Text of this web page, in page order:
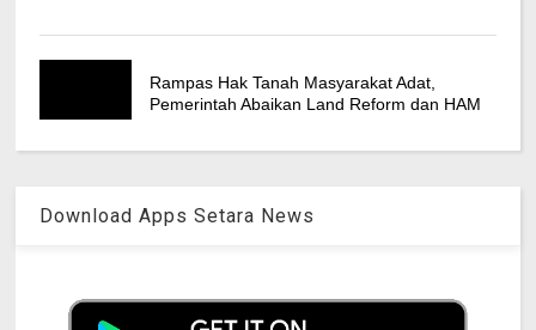
Rampas Hak Tanah Masyarakat Adat,
Pemerintah Abaikan Land Reform dan HAM
Download Apps Setara News